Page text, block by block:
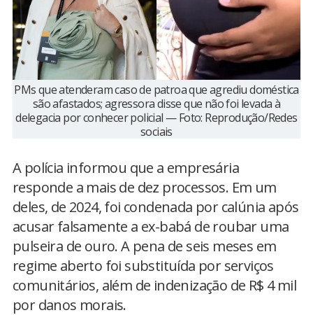
PMs que atenderam caso de patroa que agrediu doméstica
são afastados; agressora disse que não foi levada à
delegacia por conhecer policial — Foto: Reprodução/Redes
sociais
A polícia informou que a empresária
responde a mais de dez processos. Em um
deles, de 2024, foi condenada por calúnia após
acusar falsamente a ex-babá de roubar uma
pulseira de ouro. A pena de seis meses em
regime aberto foi substituída por serviços
comunitários, além de indenização de R$ 4 mil
por danos morais.